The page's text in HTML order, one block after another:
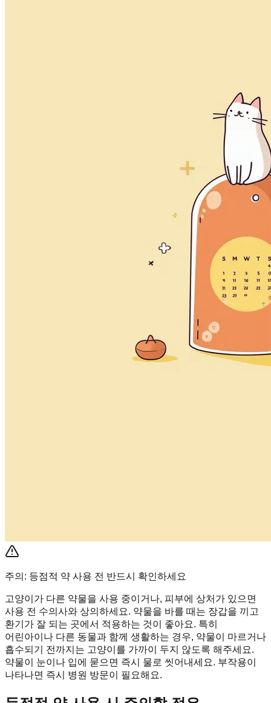
주의: 등점적 약 사용 전 반드시 확인하세요
고양이가 다른 약물을 사용 중이거나, 피부에 상처가 있으면
사용 전 수의사와 상의하세요. 약물을 바를 때는 장갑을 끼고
환기가 잘 되는 곳에서 적용하는 것이 좋아요. 특히
어린아이나 다른 동물과 함께 생활하는 경우, 약물이 마르거나
흡수되기 전까지는 고양이를 가까이 두지 않도록 해주세요.
약물이 눈이나 입에 묻으면 즉시 물로 씻어내세요. 부작용이
나타나면 즉시 병원 방문이 필요해요.